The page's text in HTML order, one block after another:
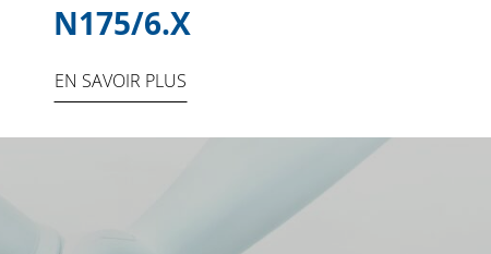
N175/6.X
EN SAVOIR PLUS